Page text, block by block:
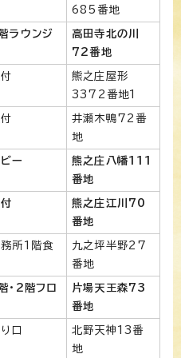
685番地
ラウンジ
高田寺北の川
72番地
熊之庄屋形
3372番地1
井瀬木鴨72番
地
ー
熊之庄八幡111
番地
熊之庄江川70
番地
所1階食
九之坪半野27
番地
・2階フロ
片場天王森73
番地
口
北野天神13番
地